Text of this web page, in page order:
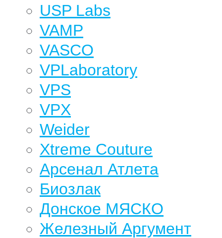
USP Labs
VAMP
VASCO
VPLaboratory
VPS
VPX
Weider
Xtreme Couture
Арсенал Атлета
Биозлак
Донское МЯСКО
Железный Аргумент